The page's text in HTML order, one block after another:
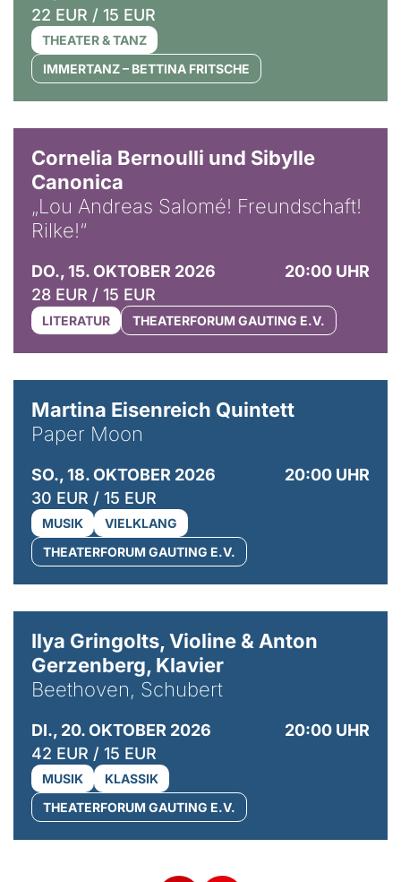
22 EUR / 15 EUR
THEATER & TANZ
IMMERTANZ – BETTINA FRITSCHE
Cornelia Bernoulli und Sibylle
Canonica
„Lou Andreas Salomé! Freundschaft!
Rilke!“
DO., 15. OKTOBER 2026
20:00 UHR
28 EUR / 15 EUR
LITERATUR THEATERFORUM GAUTING E.V.
Martina Eisenreich Quintett
Paper Moon
SO., 18. OKTOBER 2026
20:00 UHR
30 EUR / 15 EUR
MUSIK
VIELKLANG
THEATERFORUM GAUTING E.V.
Ilya Gringolts, Violine & Anton
Gerzenberg, Klavier
Beethoven, Schubert
DI., 20. OKTOBER 2026
20:00 UHR
42 EUR / 15 EUR
MUSIK
KLASSIK
THEATERFORUM GAUTING E.V.